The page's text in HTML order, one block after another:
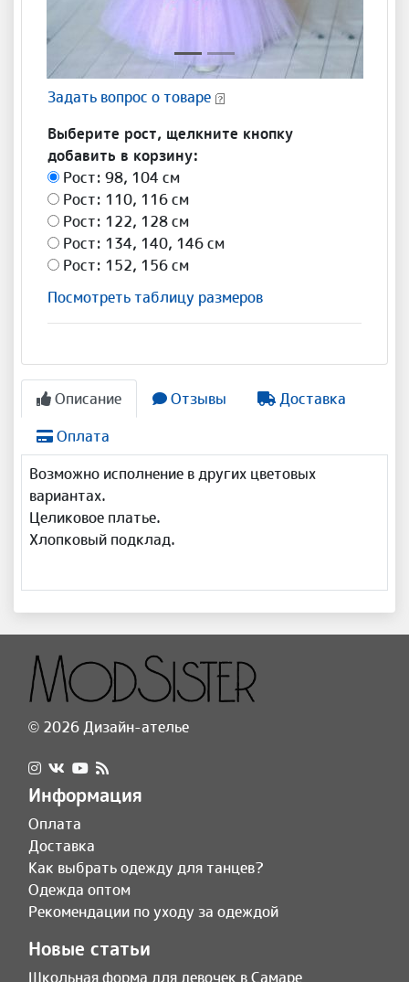
Задать вопрос о товаре
Выберите рост, щелкните кнопку
добавить в корзину:
Рост: 98, 104 см
Рост: 110, 116 см
Рост: 122, 128 см
Рост: 134, 140, 146 см
Рост: 152, 156 см
Посмотреть таблицу размеров
Описание Отзывы
Доставка
Оплата
Возможно исполнение в других цветовых
вариантах.
Целиковое платье.
Хлопковый подклад.
© 2026 Дизайн-ателье
Информация
Оплата
Доставка
Как выбрать одежду для танцев?
Одежда оптом
Рекомендации по уходу за одеждой
Новые статьи
Школьная форма для девочек в Самаре